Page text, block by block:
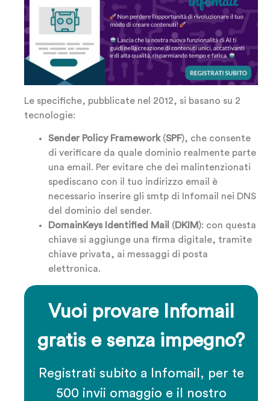
Le specifiche, pubblicate nel 2012, si basano su 2
tecnologie:
Sender Policy Framework(SPF), che consente
di verificare da quale dominio realmente parte
una email. Per evitare che dei malintenzionati
spediscano con il tuo indirizzo email è
necessario inserire gli smtp di Infomail nei DNS
del dominio del sender.
DomainKeys Identified Mail ( DKIM): con questa
chiave si aggiunge una firma digitale, tramite
chiave privata, ai messaggi di posta
elettronica.
Vuoi provare Infomail
gratis e senza impegno?
Registrati subito a Infomail, per te
500 invii omaggio e il nostro